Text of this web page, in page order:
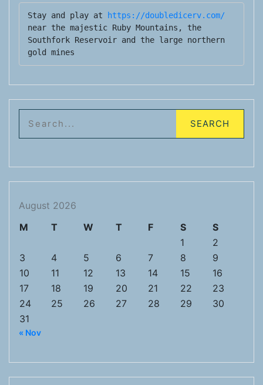
Stay and play at
https://doubledicerv.com/
near the majestic Ruby Mountains, the
Southfork Reservoir and the large northern
gold mines
August 2026
M
T W T F S
S
1
2
3
4 5 6 7 8
9
10
11 12 13 14 15
16
17
18 19 20 21 22
23
24
25 26 27 28 29
30
31
« Nov